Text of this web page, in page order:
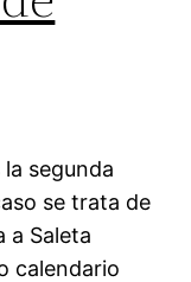
segunda
se trata de
a Saleta
calendario